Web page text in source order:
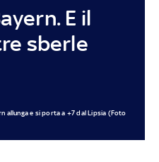
E il
sberle
allunga e si porta a +7 dal Lipsia (Foto